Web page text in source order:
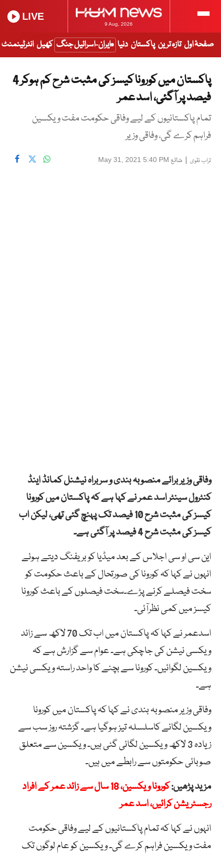
9 Aug, 2026
LIVE
صفحۂ اول تازہ ترین پاکستان دنیا ایران-اسرائیل جنگ کھیل انٹرٹینمنٹ
پاکستان میں کورونا کیسز کی مثبت شرح کم ہوکر 4
فیصد پر آگئی، اسد عمر
تمام پاکستانیوں کے لیے وفاقی حکومت مفت ویکسین
فراہم کرے گی، وفاقی وزیر
تراب نقوی | شائع May 31, 2021 5:40 PM
وفاقی وزیر برائے منصوبہ بندی و سربراہ نیشنل کمانڈ اینڈ
کنٹرول سینٹر اسد عمر نے کہا ہے کہ پاکستان میں کورونا
کیسز کی مثبت شرح 10 فیصد تک پہنچ گئی تھی، لیکن اب
کیسز کی مثبت شرح 4 فیصد پر آگئی ہے۔
این سی او سی اجلاس کے بعد میڈیا کو بریفنگ دیتے ہوئے
انہوں نے کہا کہ کورونا کی صورتحال کے باعث حکومت کو
سخت فیصلے کرنے پڑے۔سخت فیصلوں کے باعث کورونا
کیسز میں کمی نظرآئی۔
اسدعمر نے کہا کہ پاکستان میں اب تک 70 لاکھ سے زائد
ویکسی نیشن کی جاچکی ہے۔ عوام سے گزارش ہے کہ
ویکسین لگوائیں۔ کورونا سے بچنے کا واحد راستہ ویکسی نیشن
ہے۔
وفاقی وزیر منصوبہ بندی نے کہا کہ پاکستان میں کورونا
ویکسین لگانے کاسلسلہ تیز ہوگیا ہے۔ گزشتہ روز سب سے
زیادہ 3 لاکھ ویکسین لگائی گئی ہیں۔ ویکسین سے متعلق
صوبائی حکومتوں سے رابطے میں ہیں۔
مزید پڑھیں:
کورونا ویکسین، 18 سال سے زائد عمر کے افراد
رجسٹریشن کرائیں، اسد عمر
انہوں نے کہا کہ تمام پاکستانیوں کے لیے وفاقی حکومت
مفت ویکسین فراہم کرے گی۔ ویکسین کو عام لوگوں تک